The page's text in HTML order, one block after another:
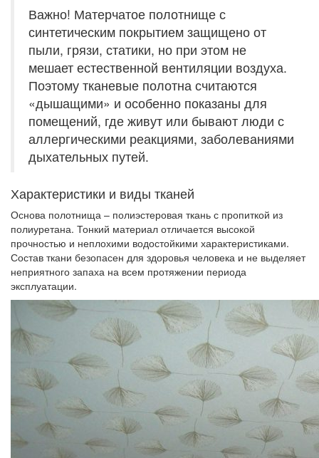
Важно! Матерчатое полотнище с
синтетическим покрытием защищено от
пыли, грязи, статики, но при этом не
мешает естественной вентиляции воздуха.
Поэтому тканевые полотна считаются
«дышащими» и особенно показаны для
помещений, где живут или бывают люди с
аллергическими реакциями, заболеваниями
дыхательных путей.
Характеристики и виды тканей
Основа полотнища – полиэстеровая ткань с пропиткой из
полиуретана. Тонкий материал отличается высокой
прочностью и неплохими водостойкими характеристиками.
Состав ткани безопасен для здоровья человека и не выделяет
неприятного запаха на всем протяжении периода
эксплуатации.